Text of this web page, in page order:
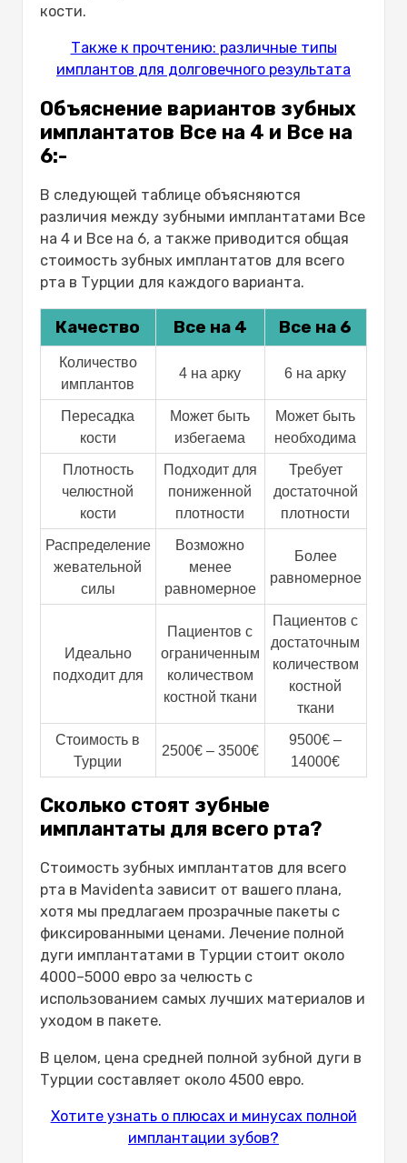
кости.
Также к прочтению: различные типы
имплантов для долговечного результата
Объяснение вариантов зубных
имплантатов Все на 4 и Все на
6:-
В следующей таблице объясняются
различия между зубными имплантатами Все
на 4 и Все на 6, а также приводится общая
стоимость зубных имплантатов для всего
рта в Турции для каждого варианта.
Качество Все на 4 Все на 6
Количество
имплантов
4 на арку 6 на арку
Пересадка
кости
Может быть
избегаема
Может быть
необходима
Плотность
челюстной
кости
Подходит для
пониженной
плотности
Требует
достаточной
плотности
Распределение
жевательной
силы
Возможно
менее
равномерное
Более
равномерное
Идеально
подходит для
Пациентов с
ограниченным
количеством
костной ткани
Пациентов с
достаточным
количеством
костной
ткани
Стоимость в
Турции
2500€ – 3500€
9500€ –
14000€
Сколько стоят зубные
имплантаты для всего рта?
Стоимость зубных имплантатов для всего
рта в Mavidenta зависит от вашего плана,
хотя мы предлагаем прозрачные пакеты с
фиксированными ценами. Лечение полной
дуги имплантатами в Турции стоит около
4000–5000 евро за челюсть с
использованием самых лучших материалов и
уходом в пакете.
В целом, цена средней полной зубной дуги в
Турции составляет около 4500 евро.
Хотите узнать о плюсах и минусах полной
имплантации зубов?